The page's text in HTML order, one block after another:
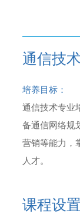
通信技术
培养目标：
通信技术专业
备通信网络规
营销等能力，
人才。
课程设置